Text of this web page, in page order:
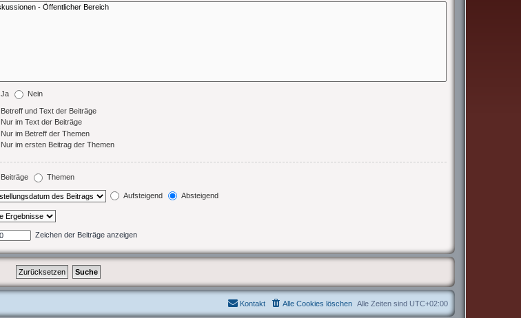
Ja Nein
Betreff und Text der Beiträge
Nur im Text der Beiträge
Nur im Betreff der Themen
Nur im ersten Beitrag der Themen
Beiträge Themen
Aufsteigend Absteigend
Zeichen der Beiträge anzeigen
Alle Zeiten sind UTC+02:00
Alle Cookies löschen
Kontakt